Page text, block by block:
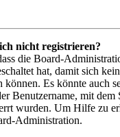
nicht registrieren?
die Board-
hat, damit sich
können. Es könnte auch
Benutzername, mit dem
wurden. Um Hilfe zu
Administration.